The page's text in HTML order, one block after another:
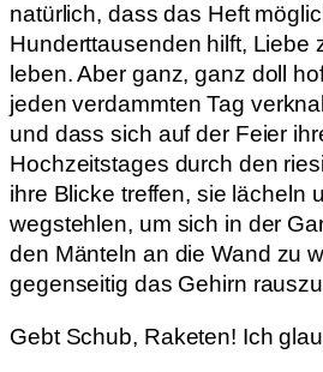
natürlich, dass das Heft
Hunderttausenden hilft, Liebe
leben. Aber ganz, ganz doll
jeden verdammten Tag
und dass sich auf der Feier
Hochzeitstages durch den
ihre Blicke treffen, sie lächeln
wegstehlen, um sich in der
den Mänteln an die Wand zu
gegenseitig das Gehirn
Gebt Schub, Raketen! Ich